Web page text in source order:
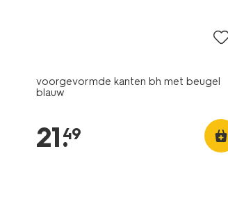
voorgevormde kanten bh met beugel
blauw
21.
49